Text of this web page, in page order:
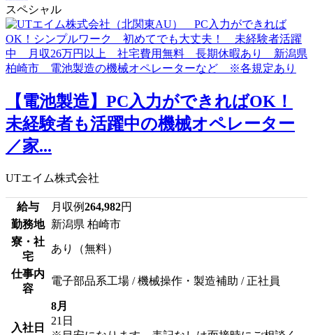
スペシャル
【電池製造】PC入力ができればOK！
未経験者も活躍中の機械オペレーター
／家...
UTエイム株式会社
給与 月収例264,982円
勤務地 新潟県 柏崎市
寮・社
宅
あり（無料）
仕事内
容
電子部品系工場 / 機械操作・製造補助 / 正社員
入社日
8月
21日